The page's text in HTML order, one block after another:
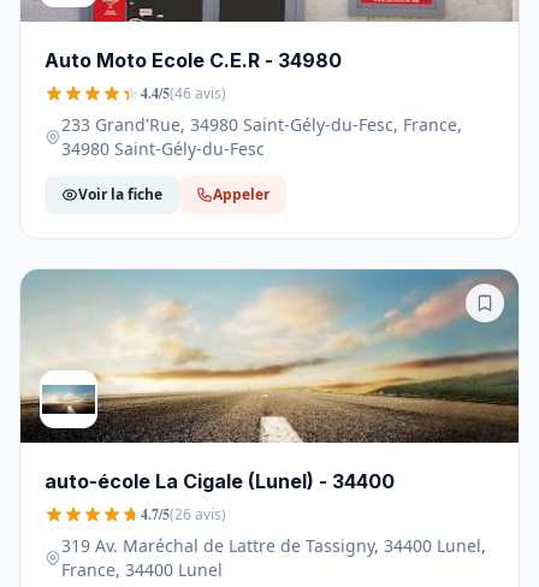
Auto Moto Ecole C.E.R - 34980
4.4/5(46 avis)
233 Grand'Rue, 34980 Saint-Gély-du-Fesc, France,
34980 Saint-Gély-du-Fesc
Voir la fiche Appeler
auto-école La Cigale (Lunel) - 34400
4.7/5(26 avis)
319 Av. Maréchal de Lattre de Tassigny, 34400 Lunel,
France, 34400 Lunel